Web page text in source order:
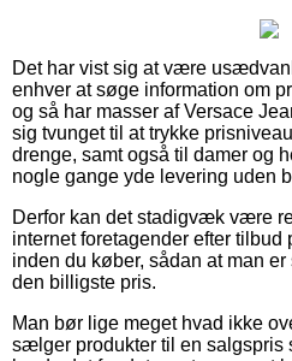
Det har vist sig at være
enhver at søge information om
og så har masser af Versace
sig tvunget til at trykke
drenge, samt også til damer og
nogle gange yde levering uden
Derfor kan det stadigvæk være
internet foretagender efter
inden du køber, sådan at man
den billigste pris.
Man bør lige meget hvad ikke
sælger produkter til en salgspris